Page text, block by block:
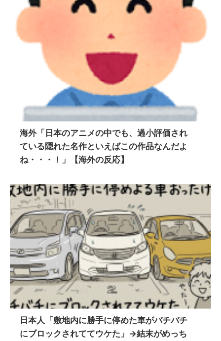
海外「日本のアニメの中でも、過小評価され
ている隠れた名作といえばこの作品なんだよ
ね・・・！」【海外の反応】
日本人「敷地内に勝手に停めた車がバチバチ
にブロックされててウケた」→結末がめっち